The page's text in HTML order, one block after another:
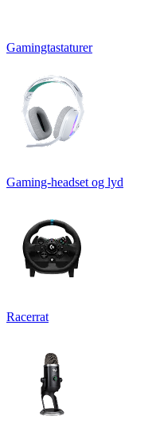
Gamingtastaturer
Gaming-headset og lyd
Racerrat